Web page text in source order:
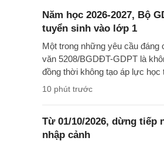
Năm học 2026-2027, Bộ
tuyển sinh vào lớp 1
Một trong những yêu cầu đáng
văn 5208/BGDĐT-GDPT là
đồng thời không tạo áp lực
10 phút trước
Từ 01/10/2026, dừng tiếp
nhập cảnh